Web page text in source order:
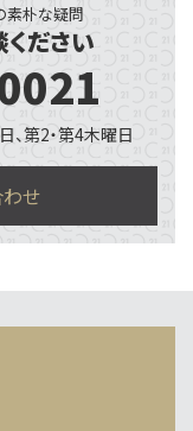
素朴な疑問
ださい
、第2・第4木曜日
せ